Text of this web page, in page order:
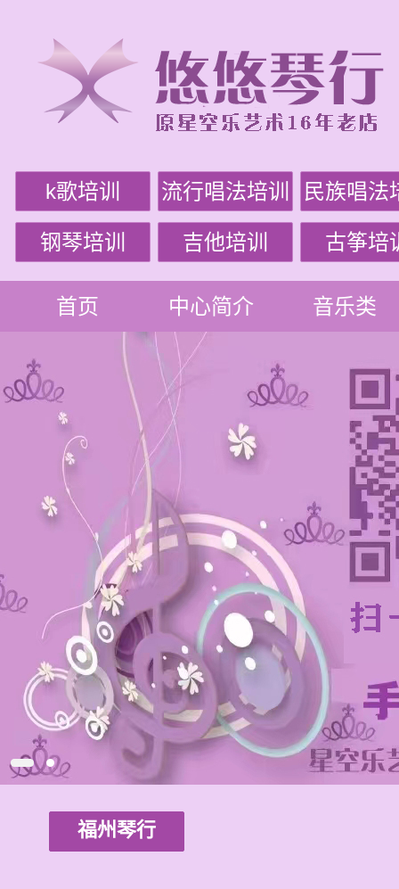
k歌培训 流行唱法培训 民族唱法
钢琴培训 吉他培训 古筝培
首页 中心简介 音乐类
福州琴行